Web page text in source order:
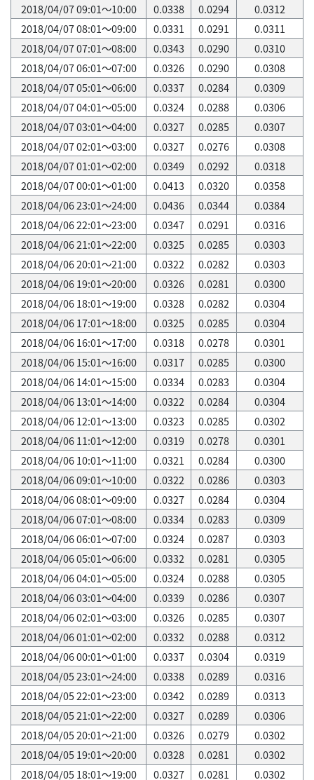
2018/04/07 09:01～10:00
0.0338 0.0294
0.0312
2018/04/07 08:01～09:00
0.0331 0.0291
0.0311
2018/04/07 07:01～08:00
0.0343 0.0290
0.0310
2018/04/07 06:01～07:00
0.0326 0.0290
0.0308
2018/04/07 05:01～06:00
0.0337 0.0284
0.0309
2018/04/07 04:01～05:00
0.0324 0.0288
0.0306
2018/04/07 03:01～04:00
0.0327 0.0285
0.0307
2018/04/07 02:01～03:00
0.0327 0.0276
0.0308
2018/04/07 01:01～02:00
0.0349 0.0292
0.0318
2018/04/07 00:01～01:00
0.0413 0.0320
0.0358
2018/04/06 23:01～24:00
0.0436 0.0344
0.0384
2018/04/06 22:01～23:00
0.0347 0.0291
0.0316
2018/04/06 21:01～22:00
0.0325 0.0285
0.0303
2018/04/06 20:01～21:00
0.0322 0.0282
0.0303
2018/04/06 19:01～20:00
0.0326 0.0281
0.0300
2018/04/06 18:01～19:00
0.0328 0.0282
0.0304
2018/04/06 17:01～18:00
0.0325 0.0285
0.0304
2018/04/06 16:01～17:00
0.0318 0.0278
0.0301
2018/04/06 15:01～16:00
0.0317 0.0285
0.0300
2018/04/06 14:01～15:00
0.0334 0.0283
0.0304
2018/04/06 13:01～14:00
0.0322 0.0284
0.0304
2018/04/06 12:01～13:00
0.0323 0.0285
0.0302
2018/04/06 11:01～12:00
0.0319 0.0278
0.0301
2018/04/06 10:01～11:00
0.0321 0.0284
0.0300
2018/04/06 09:01～10:00
0.0322 0.0286
0.0303
2018/04/06 08:01～09:00
0.0327 0.0284
0.0304
2018/04/06 07:01～08:00
0.0334 0.0283
0.0309
2018/04/06 06:01～07:00
0.0324 0.0287
0.0303
2018/04/06 05:01～06:00
0.0332 0.0281
0.0305
2018/04/06 04:01～05:00
0.0324 0.0288
0.0305
2018/04/06 03:01～04:00
0.0339 0.0286
0.0307
2018/04/06 02:01～03:00
0.0326 0.0285
0.0307
2018/04/06 01:01～02:00
0.0332 0.0288
0.0312
2018/04/06 00:01～01:00
0.0337 0.0304
0.0319
2018/04/05 23:01～24:00
0.0338 0.0289
0.0316
2018/04/05 22:01～23:00
0.0342 0.0289
0.0313
2018/04/05 21:01～22:00
0.0327 0.0289
0.0306
2018/04/05 20:01～21:00
0.0326 0.0279
0.0302
2018/04/05 19:01～20:00
0.0328 0.0281
0.0302
2018/04/05 18:01～19:00
0.0327 0.0281 0.0302